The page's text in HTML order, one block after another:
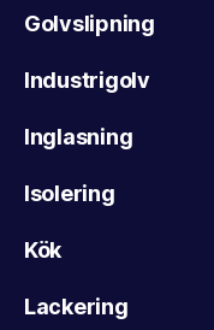
Golvslipning
Industrigolv
Inglasning
Isolering
Kök
Lackering